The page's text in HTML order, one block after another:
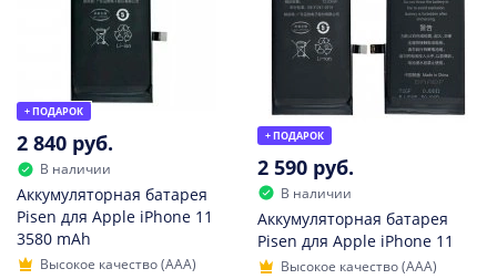
+ ПОДАРОК
2 840 руб.
В наличии
Аккумуляторная батарея
Pisen для Apple iPhone 11
3580 mAh
Высокое качество (AAA)
+ ПОДАРОК
2 590 руб.
В наличии
Аккумуляторная батарея
Pisen для Apple iPhone 11
Высокое качество (AAA)